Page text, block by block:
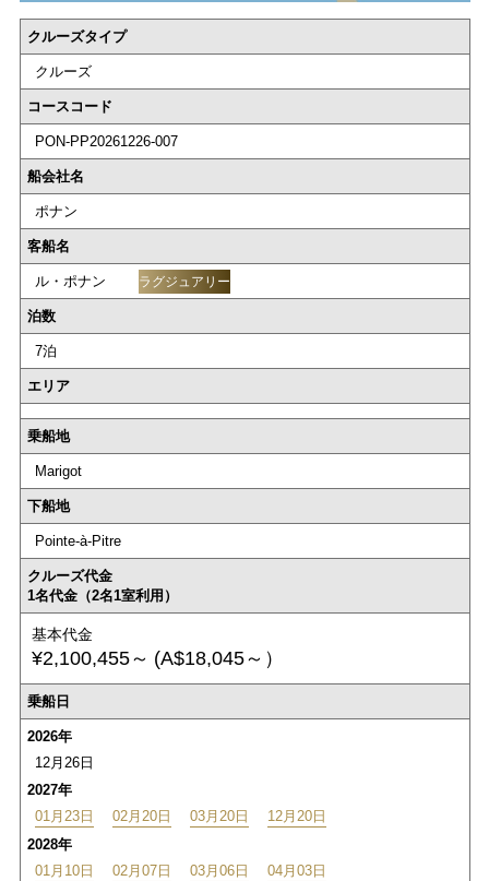
クルーズタイプ
クルーズ
コースコード
PON-PP20261226-007
船会社名
ポナン
客船名
ル・ポナン ラグジュアリー
泊数
7泊
エリア
乗船地
Marigot
下船地
Pointe-à-Pitre
クルーズ代金
1名代金（2名1室利用）
基本代金
¥2,100,455～ (A$18,045～）
乗船日
2026年
12月26日
2027年
01月23日
02月20日 03月20日
12月20日
2028年
01月10日
02月07日 03月06日 04月03日